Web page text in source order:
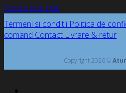
Citește mai mult
Termeni si conditii Politica de
comand Contact Livrare & retur
Copyright 2026 ©